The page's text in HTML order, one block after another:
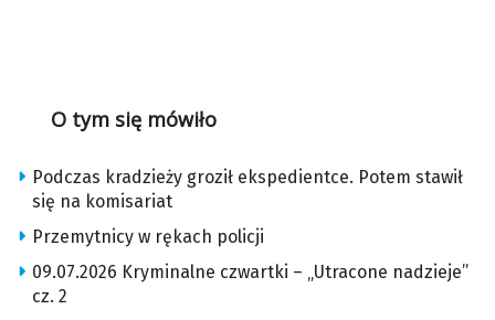
O tym się mówiło
Podczas kradzieży groził ekspedientce. Potem stawił
się na komisariat
Przemytnicy w rękach policji
09.07.2026 Kryminalne czwartki – „Utracone nadzieje”
cz. 2